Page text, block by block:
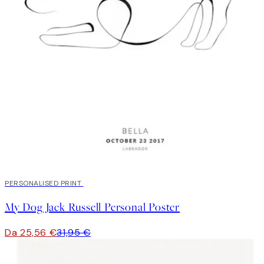
20%*
PERSONALISED PRINT
My Dog Jack Russell Personal Poster
Da 25,56 €31,95 €